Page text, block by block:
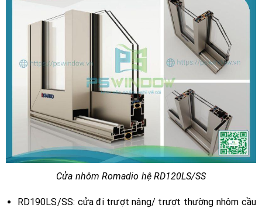
Cửa nhôm Romadio hệ RD120LS/SS
RD190LS/SS: cửa đi trượt nâng/ trượt thường nhôm cầu